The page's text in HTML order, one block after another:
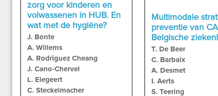
zorg voor kinderen en
volwassenen in HUB. En
wat met de hygiëne?
J. Bonte
A. Willems
A. Rodriguez Cheang
J. Cano-Chervel
L. Elegeert
C. Steckelmacher
Multimodale
preventie van
Belgische
T. De Beer
C. Barbaix
A. Desmet
I. Aerts
S. Teering